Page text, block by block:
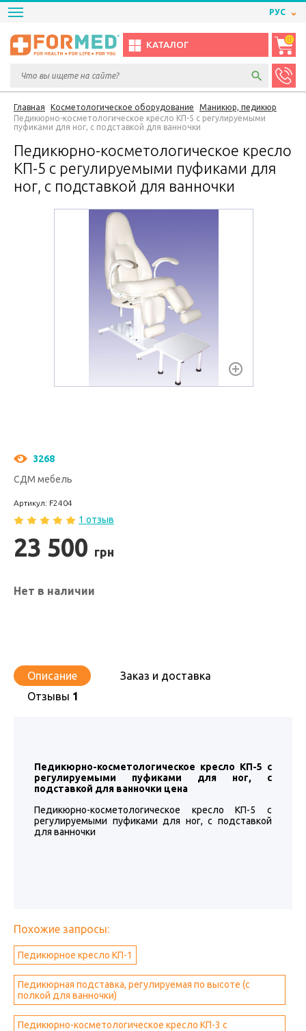
РУС
КАТАЛОГ
0
Главная Косметологическое оборудование
Маникюр, педикюр
Педикюрно-косметологическое кресло КП-5 с регулируемыми
пуфиками для ног, с подставкой для ванночки
Педикюрно-косметологическое кресло
КП-5 с регулируемыми пуфиками для
ног, с подставкой для ванночки
3268
СДМ мебель
Артикул: F2404
1 отзыв
23 500 грн
Нет в наличии
Описание
Заказ и доставка
Отзывы 1
Педикюрно-косметологическое кресло КП-5 с
регулируемыми пуфиками для ног, с
подставкой для ванночки цена
Педикюрно-косметологическое кресло КП-5 с
регулируемыми пуфиками для ног, с подставкой
для ванночки
Похожие запросы:
Педикюрное кресло КП-1
Педикюрная подставка, регулируемая по высоте (с
полкой для ванночки)
Педикюрно-косметологическое кресло КП-3 с